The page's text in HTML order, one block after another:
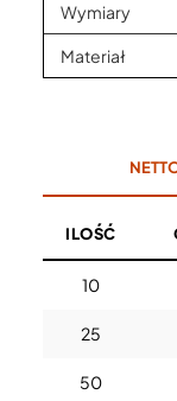
Wymiary
Materiał
ILOŚĆ
10
25
50